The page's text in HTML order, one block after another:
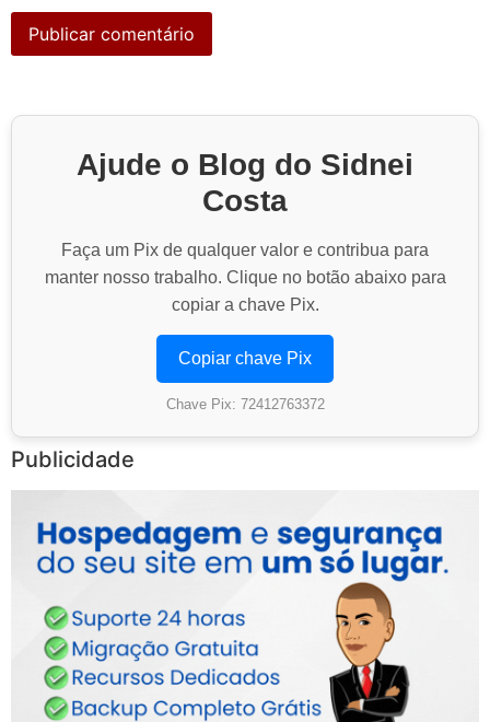
Ajude o Blog do Sidnei
Costa
Faça um Pix de qualquer valor e contribua para
manter nosso trabalho. Clique no botão abaixo para
copiar a chave Pix.
Copiar chave Pix
Chave Pix: 72412763372
Publicidade